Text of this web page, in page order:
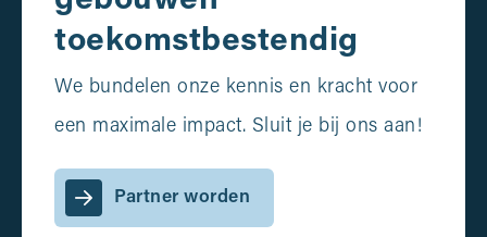
toekomstbestendig
We bundelen onze kennis en kracht voor
een maximale impact. Sluit je bij ons aan!
Partner worden